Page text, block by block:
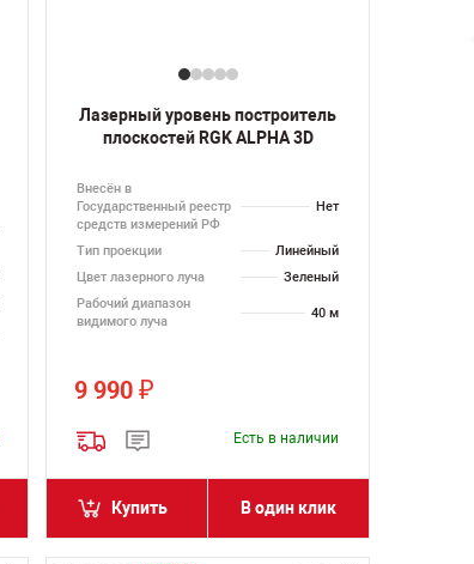
Лазерный уровень построитель
плоскостей RGK ALPHA 3D
Внесён в
Государственный реестр
средств измерений РФ
Нет
Тип проекции
Линейный
Цвет лазерного луча
Зеленый
Рабочий диапазон
видимого луча
40 м
9 990₽
Есть в наличии
Купить В один клик